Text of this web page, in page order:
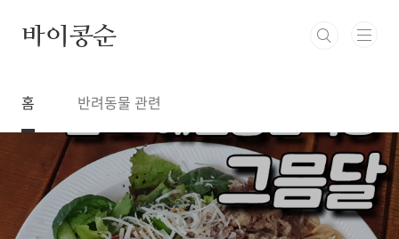
바이콩순
홈 반려동물 관련